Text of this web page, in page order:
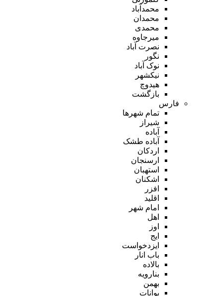
محمدآباد
محمدان
محمدی
میرجاوه
نصرت آباد
نگور
نوک آباد
نیکشهر
هیدوچ
بازگشت
فارس
تمام شهر‌ها
شیراز
آباده
آباده طشک
اردکان
ارسنجان
استهبان
اشکنان
افزر
اقلید
امام شهر
اهل
اوز
ایج
ایزدخواست
باب انار
بالاده
بنارویه
بهمن
بوانات